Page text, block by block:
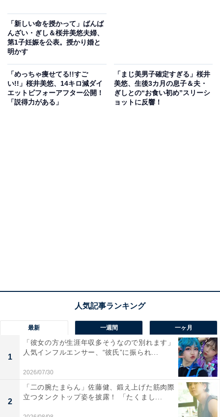
「新しい命を授かって」ばんば
んざい・ぎし＆桜井美悠夫婦、
第1子妊娠を公表。授かり婚と
明かす
「めっちゃ痩せてる!!すご
い!!」桜井美悠、14キロ減ダイ
エットビフォーアフター公開！
「説得力がある」
「まじ美男子確定すぎる」桜井
美悠、生後3カ月の息子＆夫・
ぎしとの“お食い初め”スリーシ
ョットに反響！
最新 一週間 一ヶ月
1
「彼女の方が生涯年収多そうなので別れます」
人気インフルエンサー、“彼氏”に振られ...
2026/07/30
2
「二の腕たまらん」佐藤健、鍛え上げた筋肉際
立つタンクトップ姿を披露！ 「たくまし...